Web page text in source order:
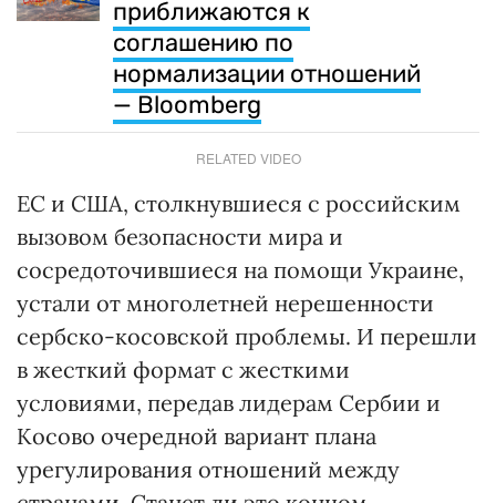
приближаются к
соглашению по
нормализации отношений
— Bloomberg
RELATED VIDEO
ЕС и США, столкнувшиеся с российским
вызовом безопасности мира и
сосредоточившиеся на помощи Украине,
устали от многолетней нерешенности
сербско-косовской проблемы. И перешли
в жесткий формат с жесткими
условиями, передав лидерам Сербии и
Косово очередной вариант плана
урегулирования отношений между